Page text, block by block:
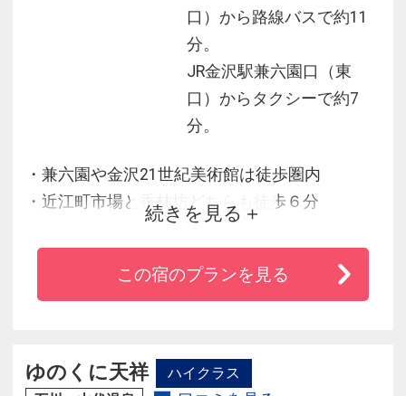
口）から路線バスで約11
分。
JR金沢駅兼六園口（東
口）からタクシーで約7
分。
・兼六園や金沢21世紀美術館は徒歩圏内
・近江町市場と香林坊どちらも徒歩６分
・全室ドラム式洗濯乾燥機付き
・ミニキッチン付きだから便利（モデレートダ
続きを見る
この宿のプランを見る
ゆのくに天祥
ハイクラス